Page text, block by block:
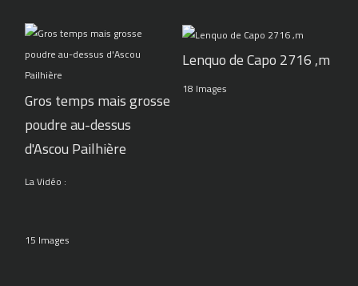
Gros temps mais grosse
poudre au-dessus
d'Ascou Pailhière
La Vidéo :
15 Images
Lenquo de Capo 2716 ,m
18 Images